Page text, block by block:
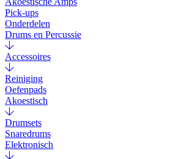
Pick-ups
Onderdelen
Drums en Percussie
Accessoires
Reiniging
Oefenpads
Akoestisch
Drumsets
Snaredrums
Elektronisch